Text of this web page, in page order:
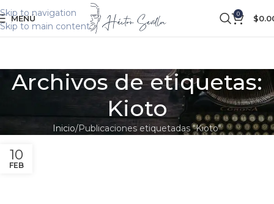
Skip to navigation
Skip to main content
MENÚ 0 $
Archivos de etiquetas:
Kioto
Inicio Publicaciones etiquetadas "Kioto"
10
FEB